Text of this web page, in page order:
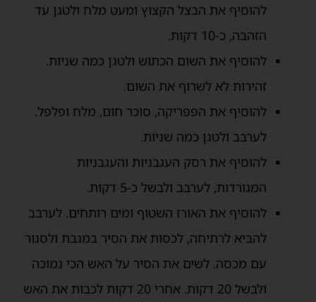
להוסיף את הבצל הקצוץ ומעט מלח ולטגן עד
הזהבה, כ-10 דקות.
להוסיף את השום הכתוש ולטגן כמה שניות.
זהירות לא לשרוף את השום.
להוסיף את הפפריקה, סוכר חום, מלח ופלפל.
לערבב ולטגן כמה שניות.
להוסיף את רסק העגבניות והעגבניות
המגורדות, לערבב ולבשל כ-5 דקות.
להוסיף את האורז השטוף ומים רותחים. לערבב
להביא לרתיחה, לכסות את הסיר במגבת ולסגור
עם מכסה. לשים את הסיר על האש הכי נמוכה
ולבשל 20 דקות. אחרי 20 דקות לכבות את האש